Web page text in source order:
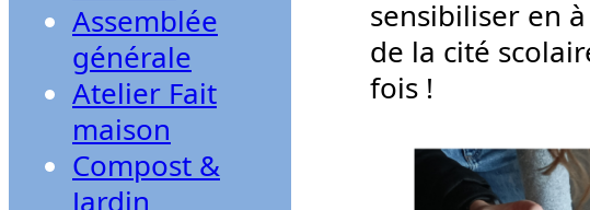
Assemblée
générale
Atelier Fait
maison
Compost &
Jardin
sensibiliser en
de la cité
fois !